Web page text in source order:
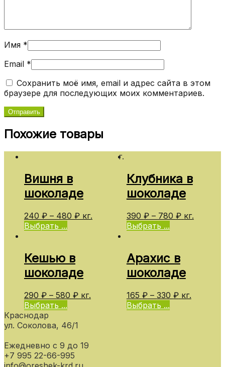
Имя *
Email *
Сохранить моё имя, email и адрес сайта в этом
браузере для последующих моих комментариев.
Похожие товары
Вишня в
шоколаде
240 ₽ – 480 ₽ кг.
Выбрать ...
Клубника в
шоколаде
390 ₽– 780 ₽ кг.
Выбрать ...
Кешью в
шоколаде
290 ₽ – 580 ₽ кг.
Выбрать ...
Арахис в
шоколаде
165 ₽– 330 ₽ кг.
Выбрать ...
г.
Краснодар
ул. Соколова, 46/1
Ежедневно с 9 до 19
+7 995 22-66-995